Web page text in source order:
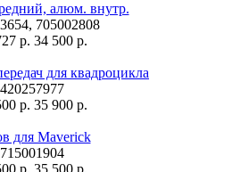
алюм. внутр.
705002808
р. 34 500 р.
для квадроцикла
420257977
р. 35 900 р.
для Maverick
715001904